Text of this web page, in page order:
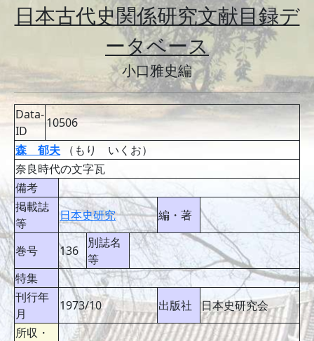
日本古代史関係研究文献目録デ
ータベース
小口雅史編
Data-
ID
10506
森 郁夫 （もり いくお）
奈良時代の文字瓦
備考
掲載誌
等
日本史研究 編・著
巻号 136
別誌名
等
特集
刊行年
月
1973/10 出版社
日本史研究会
所収・